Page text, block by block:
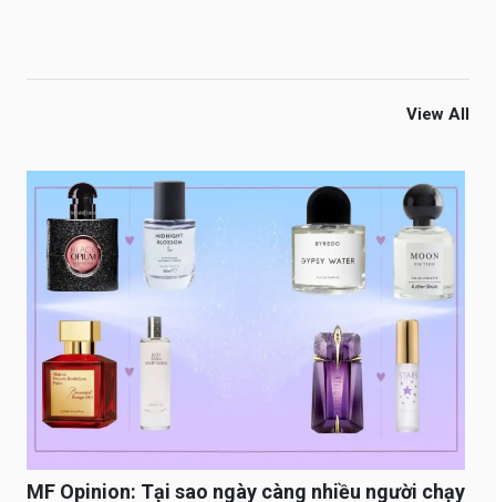
View All
MF Opinion: Tại sao ngày càng nhiều người chạy